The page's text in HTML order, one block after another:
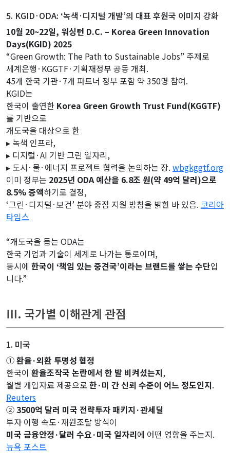
5. KGID·ODA: ‘녹색·디지털 개발’의 대표 후원국 이미지 강화
10월 20~22일, 워싱턴 D.C. – Korea Green Innovation
Days(KGID) 2025
“Green Growth: The Path to Sustainable Jobs” 주제로
세계은행·KGGTF·기획재정부 공동 개최.
45개 한국 기관·7개 파트너 정부 포함 약 350명 참여.
KGID는
한국이 출연한 Korea Green Growth Trust Fund(KGGTF)
를 기반으로
개도국을 대상으로 한
▸ 녹색 인프라,
▸ 디지털·AI 기반 그린 일자리,
▸ 도시·물·에너지 프로젝트 협력을 논의하는 장. wbgkggtf.org
이미 정부는 2025년 ODA 예산을 6.8조 원(약 49억 달러)으로
8.5% 증액하기로 결정,
‘그린·디지털·보건’ 분야 중점 지원 방침을 밝힌 바 있음. 코리아
타임스
“개도국을 돕는 ODA는
한국 기업과 기술이 세계로 나가는 통로이며,
동시에 한국이 ‘책임 있는 중견국’이라는 브랜드를 쌓는 수단입
니다.”
Ⅲ. 국가별 이해관계 관점
1. 미국
①환율·외환 투명성 협정
한국이 환율조작국 논란에서 한 발 비켜섰는지,
월별 개입자료 제공으로 한·미 간 신뢰 수준이 어느 정도인지.
Reuters
②3500억 달러 미국 전략투자 패키지·관세딜
투자 이행 속도·재원조달 방식이
미국 금융안정·달러 수요·미국 일자리에 어떤 영향을 주는지.
뉴욕 포스트